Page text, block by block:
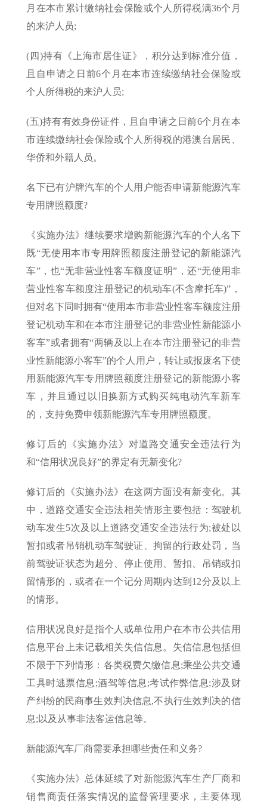
月在本市累计缴纳社会保险或个人所得税满36个月
的来沪人员;
(四)持有《上海市居住证》，积分达到标准分值，
且自申请之日前6个月在本市连续缴纳社会保险或
个人所得税的来沪人员;
(五)持有有效身份证件，且自申请之日前6个月在本
市连续缴纳社会保险或个人所得税的港澳台居民、
华侨和外籍人员。
名下已有沪牌汽车的个人用户能否申请新能源汽车
专用牌照额度?
《实施办法》继续要求增购新能源汽车的个人名下
既“无使用本市专用牌照额度注册登记的新能源汽
车”，也“无非营业性客车额度证明”，还“无使用非
营业性客车额度注册登记的机动车(不含摩托车)”，
但对名下同时拥有“使用本市非营业性客车额度注册
登记机动车和在本市注册登记的非营业性新能源小
客车”或者拥有“两辆及以上在本市注册登记的非营
业性新能源小客车”的个人用户，转让或报废名下使
用新能源汽车专用牌照额度注册登记的新能源小客
车，并且通过以旧换新方式购买纯电动汽车新车
的，支持免费申领新能源汽车专用牌照额度。
修订后的《实施办法》对道路交通安全违法行为
和“信用状况良好”的界定有无新变化?
修订后的《实施办法》在这两方面没有新变化。其
中，道路交通安全违法相关情形主要包括：驾驶机
动车发生5次及以上道路交通安全违法行为;被处以
暂扣或者吊销机动车驾驶证、拘留的行政处罚，当
前驾驶证状态为超分、停止使用、暂扣、吊销或扣
留情形的，或者在一个记分周期内达到12分及以上
的情形。
信用状况良好是指个人或单位用户在本市公共信用
信息平台上未记载相关失信信息。失信信息包括但
不限于下列情形：各类税费欠缴信息;乘坐公共交通
工具时逃票信息;酒驾等信息;考试作弊信息;涉及财
产纠纷的民商事生效判决信息,不执行生效判决的信
息;以及从事非法客运信息等。
新能源汽车厂商需要承担哪些责任和义务?
《实施办法》总体延续了对新能源汽车生产厂商和
销售商责任落实情况的监督管理要求，主要体现